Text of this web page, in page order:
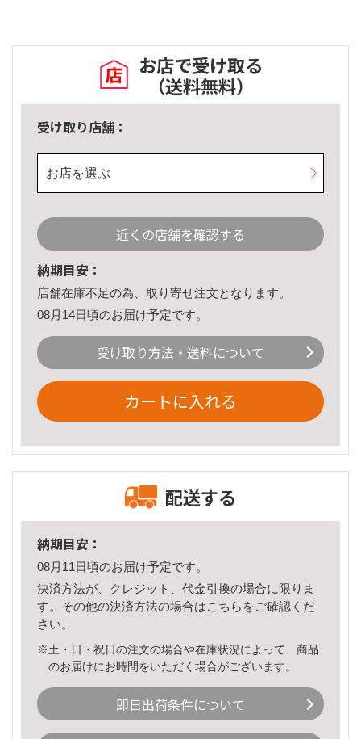
お店で受け取る
（送料無料）
受け取り店舗：
お店を選ぶ
近くの店舗を確認する
納期目安：
店舗在庫不足の為、取り寄せ注文となります。
08月14日頃のお届け予定です。
受け取り方法・送料について
カートに入れる
配送する
納期目安：
08月11日頃のお届け予定です。
決済方法が、クレジット、代金引換の場合に限りま
す。その他の決済方法の場合はこちら をご確認くだ
さい。
※土・日・祝日の注文の場合や在庫状況によって、商品
のお届けにお時間をいただく場合がございます。
即日出荷条件について